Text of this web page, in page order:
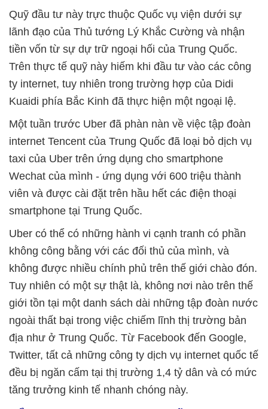
Quỹ đầu tư này trực thuộc Quốc vụ viện dưới sự
lãnh đạo của Thủ tướng Lý Khắc Cường và nhận
tiền vốn từ sự dự trữ ngoại hối của Trung Quốc.
Trên thực tế quỹ này hiếm khi đầu tư vào các công
ty internet, tuy nhiên trong trường hợp của Didi
Kuaidi phía Bắc Kinh đã thực hiện một ngoại lệ.
Một tuần trước Uber đã phàn nàn về việc tập đoàn
internet Tencent của Trung Quốc đã loại bỏ dịch vụ
taxi của Uber trên ứng dụng cho smartphone
Wechat của mình - ứng dụng với 600 triệu thành
viên và được cài đặt trên hầu hết các điện thoại
smartphone tại Trung Quốc.
Uber có thể có những hành vi cạnh tranh có phần
không công bằng với các đối thủ của mình, và
không được nhiều chính phủ trên thế giới chào đón.
Tuy nhiên có một sự thật là, không nơi nào trên thế
giới tồn tại một danh sách dài những tập đoàn nước
ngoài thất bại trong việc chiếm lĩnh thị trường bản
địa như ở Trung Quốc. Từ Facebook đến Google,
Twitter, tất cả những công ty dịch vụ internet quốc tế
đều bị ngăn cấm tại thị trường 1,4 tỷ dân và có mức
tăng trưởng kinh tế nhanh chóng này.